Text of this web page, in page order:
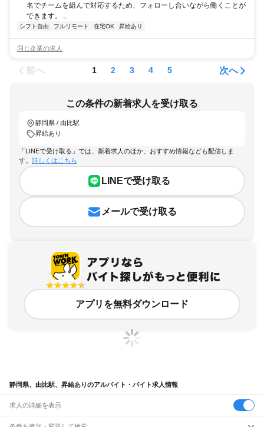
名でチームを組んで対応するため、フォローし合いながら働くことが
できます。...
シフト自由 フルリモート 在宅OK 昇給あり
同じ企業の求人
前へ 1 2 3 4 5 次へ
この条件の新着求人を受け取る
静岡県 / 由比駅
昇給あり
「LINEで受け取る」では、新着求人のほか、おすすめ情報なども配信しま
す。 詳しくはこちら
LINEで受け取る
メールで受け取る
アプリを無料ダウンロード
静岡県、由比駅、昇給ありのアルバイト・バイト求人情報
求人の詳細を表示